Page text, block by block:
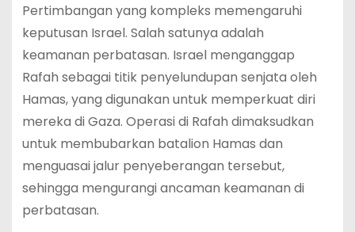
Pertimbangan yang kompleks memengaruhi
keputusan Israel. Salah satunya adalah
keamanan perbatasan. Israel menganggap
Rafah sebagai titik penyelundupan senjata oleh
Hamas, yang digunakan untuk memperkuat diri
mereka di Gaza. Operasi di Rafah dimaksudkan
untuk membubarkan batalion Hamas dan
menguasai jalur penyeberangan tersebut,
sehingga mengurangi ancaman keamanan di
perbatasan.